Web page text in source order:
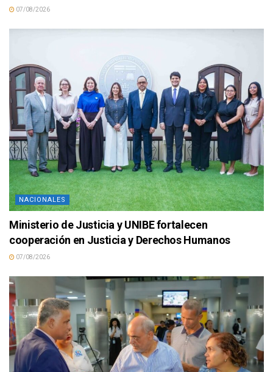
07/08/2026
NACIONALES
Ministerio de Justicia y UNIBE fortalecen
cooperación en Justicia y Derechos Humanos
07/08/2026